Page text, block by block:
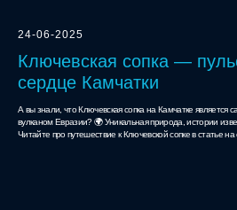
24-06-2025
Ключевская сопка —
сердце Камчатки
А вы знали, что Ключевская сопка на Камчатке
вулканом Евразии? 🌍 Уникальная природа, истории
Читайте про путешествие к Ключевской сопке в статье